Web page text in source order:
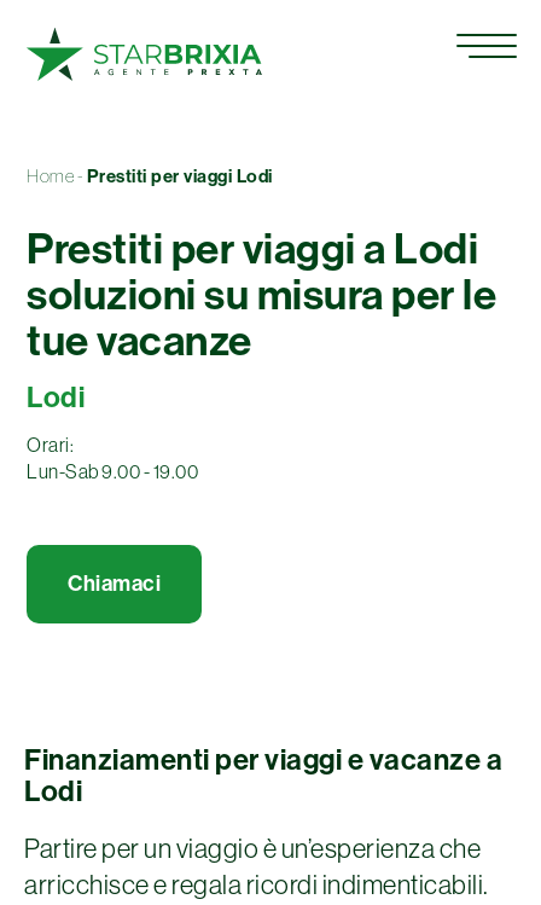
Home- Prestiti per viaggi Lodi
Prestiti per viaggi a Lodi
soluzioni su misura per le
tue vacanze
Lodi
Orari:
Lun-Sab 9.00 - 19.00
Chiamaci
Finanziamenti per viaggi e vacanze a
Lodi
Partire per un viaggio è un’esperienza che
arricchisce e regala ricordi indimenticabili.